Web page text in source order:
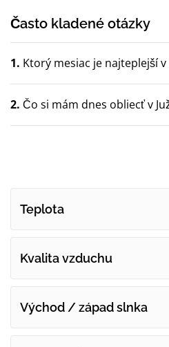
Často kladené otázky
1. Ktorý mesiac je najteplejší
2. Čo si mám dnes obliecť v
Teplota
Kvalita vzduchu
Východ / západ slnka